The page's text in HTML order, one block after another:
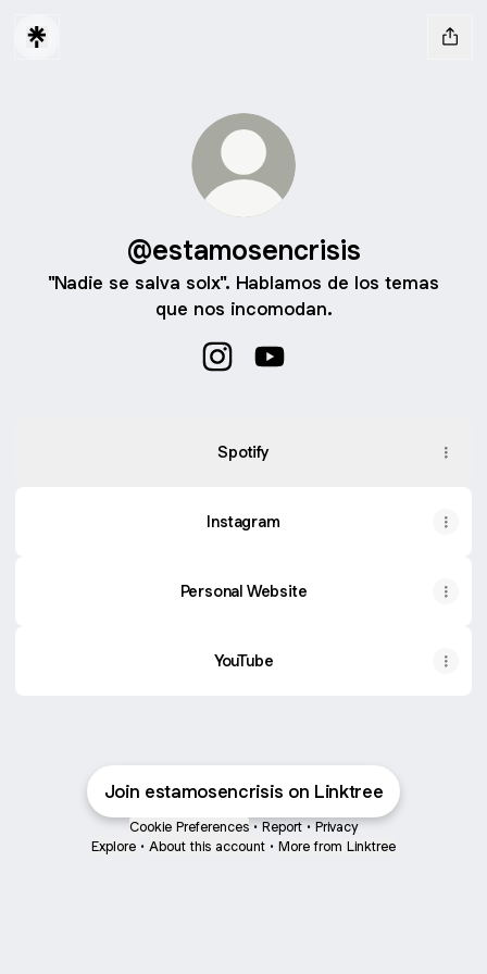
@estamosencrisis
"Nadie se salva solx". Hablamos de los temas
que nos incomodan.
Spotify
Instagram
Personal Website
YouTube
Join estamosencrisis on Linktree
Cookie Preferences • Report • Privacy
Explore • About this account • More from Linktree